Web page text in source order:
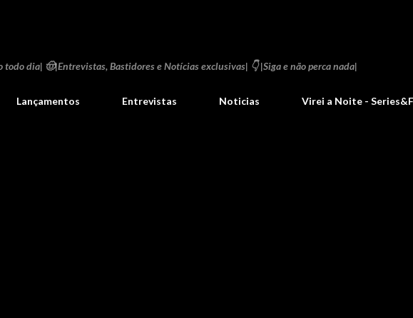
dia| 🤠|Entrevistas, Bastidores e Notícias exclusivas| 👇 |Siga e não perca nada|
Lançamentos Entrevistas Noticias Virei a Noite -